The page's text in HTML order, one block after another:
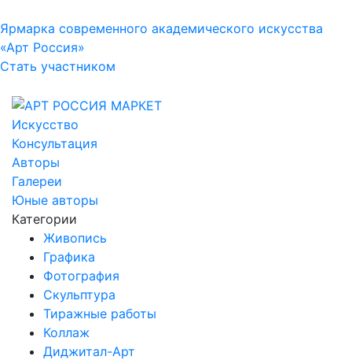
Ярмарка современного академического искусства
«Арт Россия»
Стать участником
Искусство
Консультация
Авторы
Галереи
Юные авторы
Категории
Живопись
Графика
Фотография
Скульптура
Тиражные работы
Коллаж
Диджитал-Арт